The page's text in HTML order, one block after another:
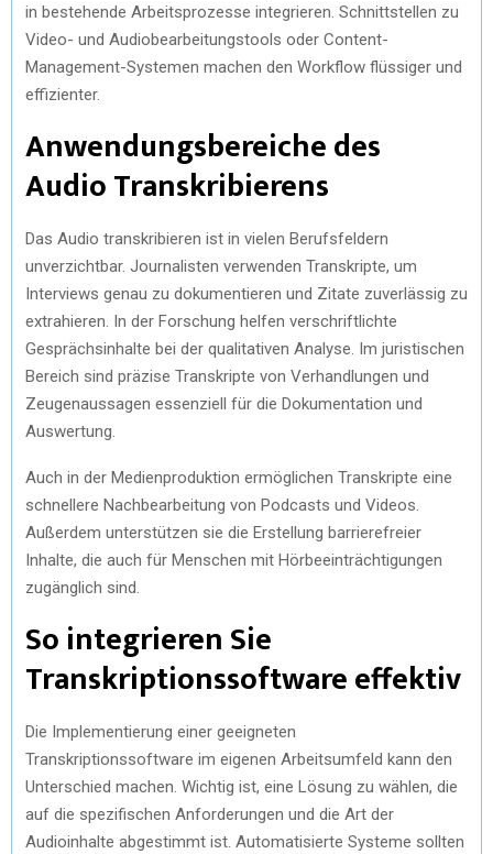
in bestehende Arbeitsprozesse integrieren. Schnittstellen zu
Video- und Audiobearbeitungstools oder Content-
Management-Systemen machen den Workflow flüssiger und
effizienter.
Anwendungsbereiche des
Audio Transkribierens
Das Audio transkribieren ist in vielen Berufsfeldern
unverzichtbar. Journalisten verwenden Transkripte, um
Interviews genau zu dokumentieren und Zitate zuverlässig zu
extrahieren. In der Forschung helfen verschriftlichte
Gesprächsinhalte bei der qualitativen Analyse. Im juristischen
Bereich sind präzise Transkripte von Verhandlungen und
Zeugenaussagen essenziell für die Dokumentation und
Auswertung.
Auch in der Medienproduktion ermöglichen Transkripte eine
schnellere Nachbearbeitung von Podcasts und Videos.
Außerdem unterstützen sie die Erstellung barrierefreier
Inhalte, die auch für Menschen mit Hörbeeinträchtigungen
zugänglich sind.
So integrieren Sie
Transkriptionssoftware effektiv
Die Implementierung einer geeigneten
Transkriptionssoftware im eigenen Arbeitsumfeld kann den
Unterschied machen. Wichtig ist, eine Lösung zu wählen, die
auf die spezifischen Anforderungen und die Art der
Audioinhalte abgestimmt ist. Automatisierte Systeme sollten